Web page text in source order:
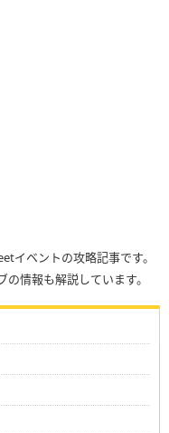
イベントの攻略記事です。
情報も解説しています。